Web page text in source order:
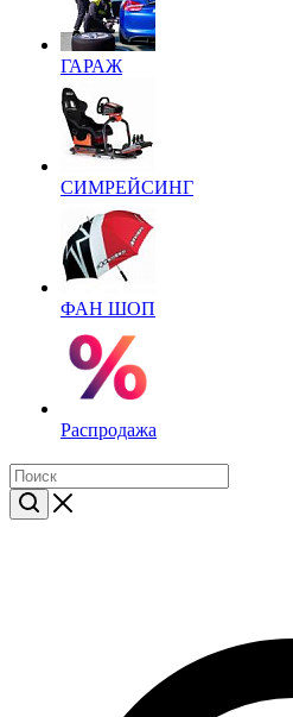
ГАРАЖ
СИМРЕЙСИНГ
ФАН ШОП
Распродажа